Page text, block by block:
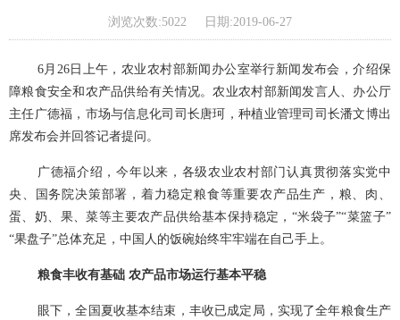
浏览次数:5022 日期:2019-06-27
6月 26日 上午，农业农村部新闻办公室举行新闻发布会，介绍保
障粮食安全和农产品供给有关情况。农业农村部新闻发言人、办公厅
主任广德福，市场与信息化司司长唐珂，种植业管理司司长潘文博出
席发布会并回答记者提问。
广德福介绍，今年以来，各级农业农村部门认真贯彻落实党中
央、国务院决策部署，着力稳定粮食等重要农产品生产，粮、肉、
蛋、奶、果、菜等主要农产品供给基本保持稳定，“米袋子”“菜篮子”
“果盘子”总体充足，中国人的饭碗始终牢牢端在自己手上。
粮食丰收有基础 农产品市场运行基本平稳
眼下，全国夏收基本结束，丰收已成定局，实现了全年粮食生产